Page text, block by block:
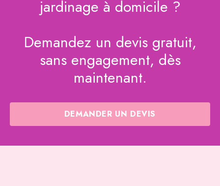
jardinage à domicile ?
Demandez un devis gratuit,
sans engagement, dès
maintenant.
DEMANDER UN DEVIS